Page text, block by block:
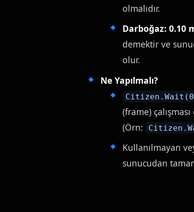
olmalıdır.
Darboğaz: 0.10
demektir ve
olur.
Ne Yapılmalı?
(frame)
(Örn:
Kullanılmayan
sunucudan